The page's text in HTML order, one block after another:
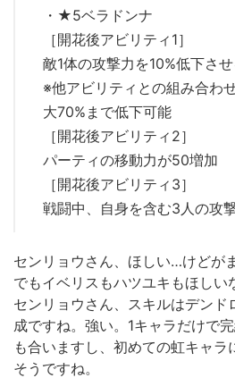
・★5ベラドンナ
［開花後アビリティ1］
敵1体の攻撃力を10%低下させ
※他アビリティとの組み合わ
大70%まで低下可能
［開花後アビリティ2］
パーティの移動力が50増加
［開花後アビリティ3］
戦闘中、自身を含む3人の攻
センリョウさん、ほしい…けどが
でもイベリスもハツユキもほしい
センリョウさん、スキルはデンド
成ですね。強い。1キャラだけで
も合いますし、初めての虹キャラ
そうですね。